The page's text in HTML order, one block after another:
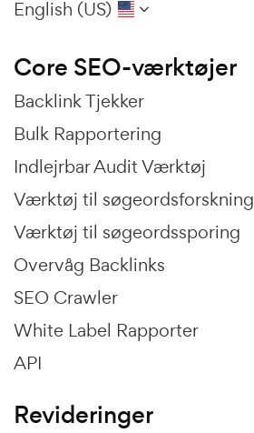
English (US)
Core SEO-værktøjer
Backlink Tjekker
Bulk Rapportering
Indlejrbar Audit Værktøj
Værktøj til søgeordsforskning
Værktøj til søgeordssporing
Overvåg Backlinks
SEO Crawler
White Label Rapporter
API
Revideringer